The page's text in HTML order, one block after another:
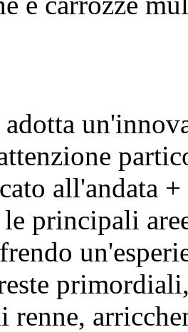
all'andata
principali
renne,